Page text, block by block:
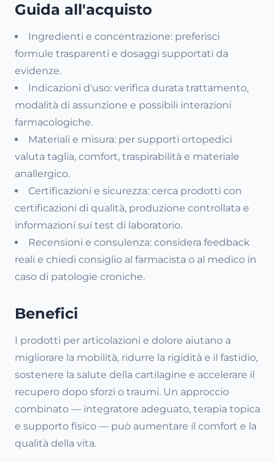
Guida all'acquisto
Ingredienti e concentrazione: preferisci
formule trasparenti e dosaggi supportati da
evidenze.
Indicazioni d'uso: verifica durata trattamento,
modalità di assunzione e possibili interazioni
farmacologiche.
Materiali e misura: per supporti ortopedici
valuta taglia, comfort, traspirabilità e materiale
anallergico.
Certificazioni e sicurezza: cerca prodotti con
certificazioni di qualità, produzione controllata e
informazioni sui test di laboratorio.
Recensioni e consulenza: considera feedback
reali e chiedi consiglio al farmacista o al medico in
caso di patologie croniche.
Benefici
I prodotti per articolazioni e dolore aiutano a
migliorare la mobilità, ridurre la rigidità e il fastidio,
sostenere la salute della cartilagine e accelerare il
recupero dopo sforzi o traumi. Un approccio
combinato — integratore adeguato, terapia topica
e supporto fisico — può aumentare il comfort e la
qualità della vita.